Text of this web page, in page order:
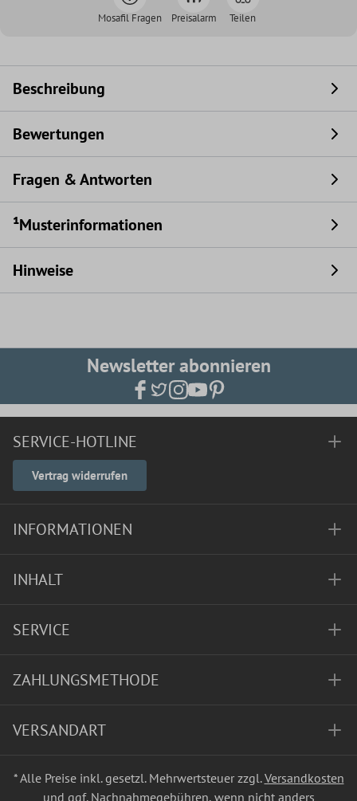
Mosafil Fragen Preisalarm Teilen
Beschreibung
Bewertungen
Fragen & Antworten
¹Musterinformationen
Hinweise
Newsletter abonnieren
SERVICE-HOTLINE
Vertrag widerrufen
INFORMATIONEN
INHALT
SERVICE
ZAHLUNGSMETHODE
VERSANDART
* Alle Preise inkl. gesetzl. Mehrwertsteuer zzgl.Versandkosten
und ggf. Nachnahmegebühren, wenn nicht anders